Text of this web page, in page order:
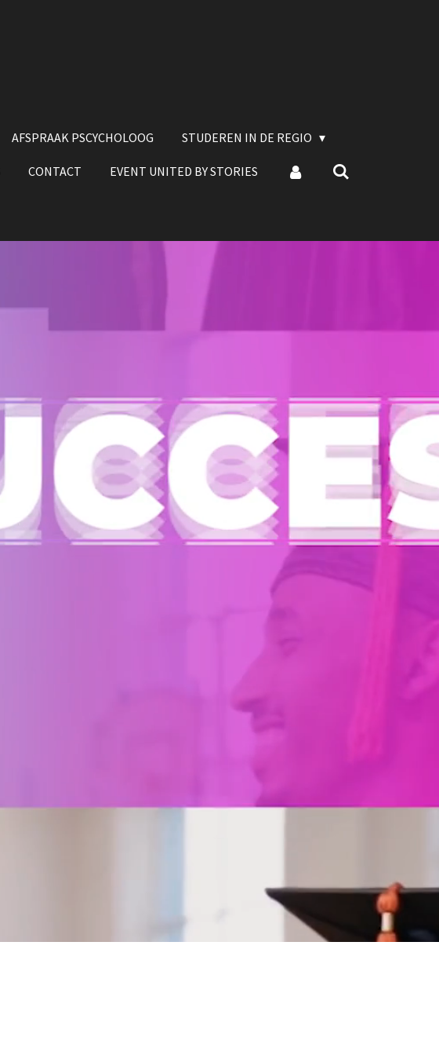
AFSPRAAK PSCYCHOLOOG STUDEREN IN DE REGIO
CONTACT EVENT UNITED BY STORIES